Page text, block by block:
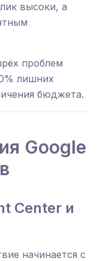
высоки, а
проблем
лишних
бюджета.
Google
Center и
начинается с